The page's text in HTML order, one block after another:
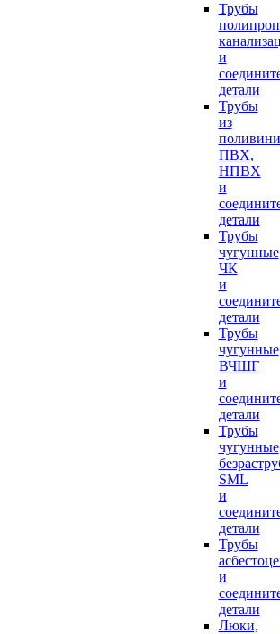
Трубы
и
детали
Трубы
из
ПВХ,
НПВХ
и
детали
Трубы
чугунные
ЧК
и
детали
Трубы
чугунные
ВЧШГ
и
детали
Трубы
чугунные
SML
и
детали
Трубы
и
детали
Люки,